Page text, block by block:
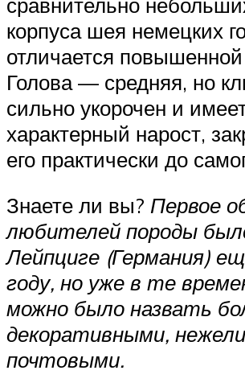
корпуса шея немецких
отличается
Голова — средняя, но
сильно укорочен и
характерный нарост,
его практически до
Знаете ли вы? Первое
любителей породы
Лейпциге (Германия)
году, но уже в те
можно было назвать
декоративными, нежели
почтовыми.